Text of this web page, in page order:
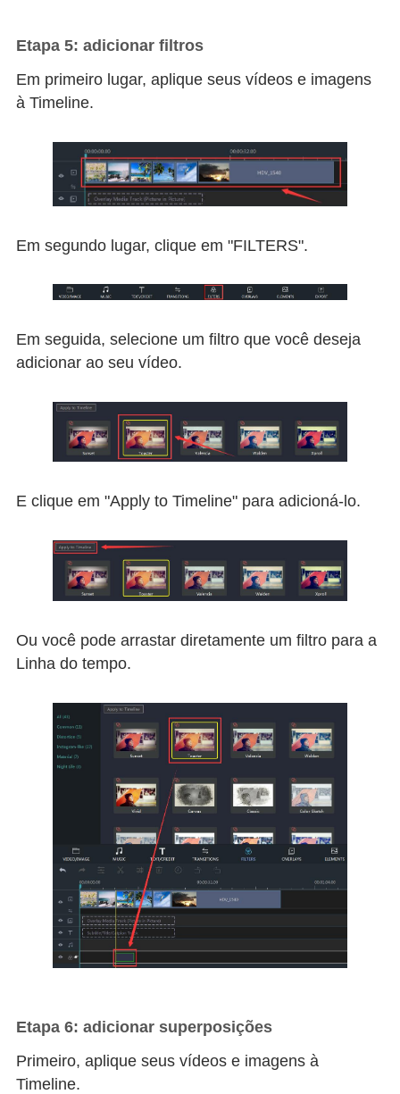
Etapa 5: adicionar filtros
Em primeiro lugar, aplique seus vídeos e imagens
à Timeline.
Em segundo lugar, clique em "FILTERS".
Em seguida, selecione um filtro que você deseja
adicionar ao seu vídeo.
E clique em "Apply to Timeline" para adicioná-lo.
Ou você pode arrastar diretamente um filtro para a
Linha do tempo.
Etapa 6: adicionar superposições
Primeiro, aplique seus vídeos e imagens à
Timeline.